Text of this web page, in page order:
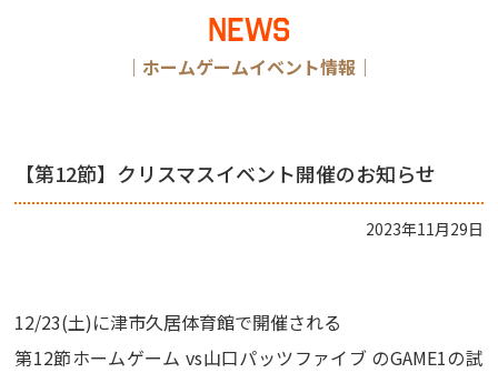
NEWS
｜ ホームゲームイベント情報 ｜
【第12節】クリスマスイベント開催のお知らせ
2023年11月29日
12/23(土)に津市久居体育館で開催される
第12節ホームゲーム vs山口パッツファイブ のGAME1の試